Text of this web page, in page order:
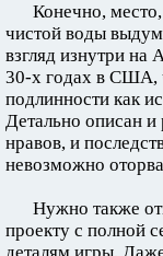
Конечно,
чистой воды
взгляд изнутри на
30-х годах в США,
подлинности как
Детально описан и
нравов, и
невозможно
Нужно также
проекту с полной